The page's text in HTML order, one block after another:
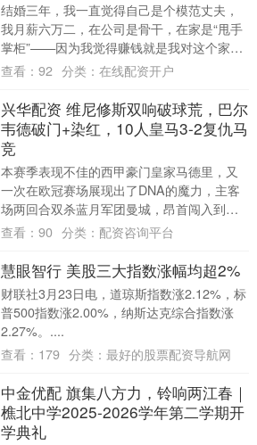
结婚三年，我一直觉得自己是个模范丈夫，
我月薪六万二，在公司是骨干，在家是“甩手
掌柜”——因为我觉得赚钱就是我对这个家最
大的贡献， 每个月工资卡一到手，我二话
查看： 92 分类： 在线配资开户
兴华配资 维尼修斯双响破球荒，巴尔
韦德破门+染红，10人皇马3-2复仇马
竞
本赛季表现不佳的西甲豪门皇家马德里，又
一次在欧冠赛场展现出了DNA的魔力，主客
场两回合双杀蓝月军团曼城，昂首闯入到了
八强，稍作休整之后，皇马在西甲第29轮联
查看： 90 分类： 配资咨询平台
慧眼智行 美股三大指数涨幅均超2%
财联社3月23日电，道琼斯指数涨2.12%，标
普500指数涨2.00%，纳斯达克综合指数涨
2.27%。....
查看： 179 分类： 最好的股票配资导航网
中金优配 旗集八方力，铃响两江春｜
樵北中学2025-2026学年第二学期开
学典礼